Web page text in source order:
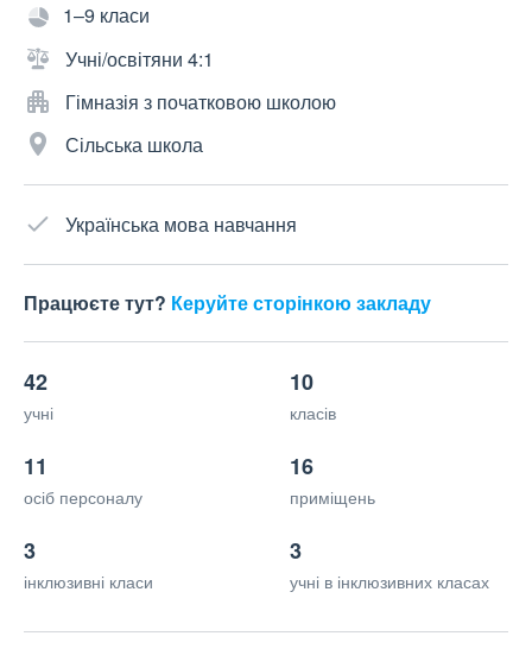
1–9 класи
Учні/освітяни 4:1
Гімназія з початковою школою
Сільська школа
Українська мова навчання
Працюєте тут? Керуйте сторінкою закладу
42
учні
10
класів
11
осіб персоналу
16
приміщень
3
інклюзивні класи
3
учні в інклюзивних класах